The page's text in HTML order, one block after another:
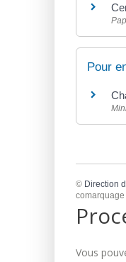
Pour
© Direction
Vous